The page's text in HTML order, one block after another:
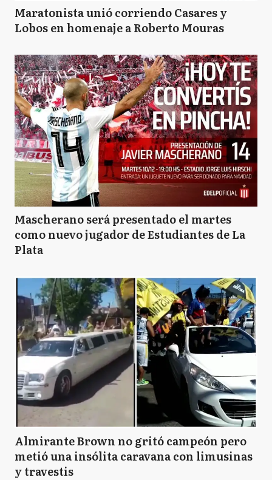
Maratonista unió corriendo Casares y
Lobos en homenaje a Roberto Mouras
Mascherano será presentado el martes
como nuevo jugador de Estudiantes de La
Plata
Almirante Brown no gritó campeón pero
metió una insólita caravana con limusinas
y travestis